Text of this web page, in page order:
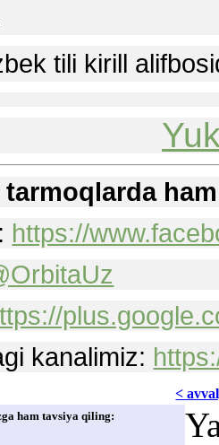
tili kirill
https://
kanalimiz:
<
ham tavsiya qiling: